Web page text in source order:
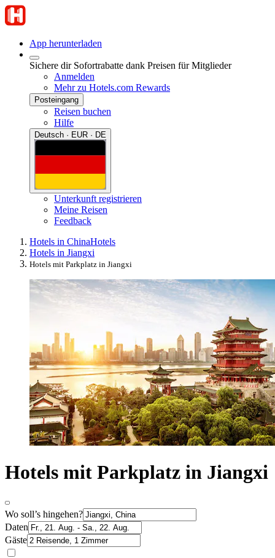
App herunterladen
Sichere dir Sofortrabatte dank Preisen für Mitglieder
Anmelden
Mehr zu Hotels.com Rewards
Posteingang
Reisen buchen
Hilfe
Deutsch · EUR · DE
Unterkunft registrieren
Meine Reisen
Feedback
Hotels in ChinaHotels
Hotels in Jiangxi
Hotels mit Parkplatz in Jiangxi
Hotels mit Parkplatz in Jiangxi
Wo soll’s hingehen?
Daten
Gäste